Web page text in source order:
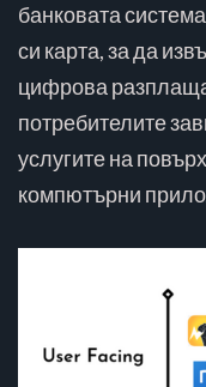
банковата
си карта, за да
цифрова
потребителите
услугите на
компютърни